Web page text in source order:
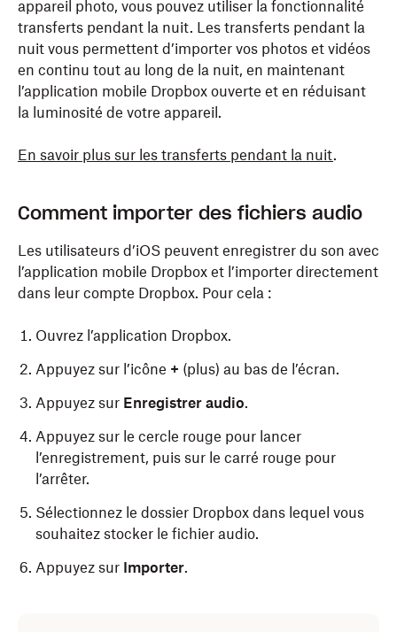
appareil photo, vous pouvez utiliser la fonctionnalité
transferts pendant la nuit. Les transferts pendant la
nuit vous permettent d’importer vos photos et vidéos
en continu tout au long de la nuit, en maintenant
l’application mobile Dropbox ouverte et en réduisant
la luminosité de votre appareil.
En savoir plus sur les transferts pendant la nuit.
Comment importer des fichiers audio
Les utilisateurs d’iOS peuvent enregistrer du son avec
l’application mobile Dropbox et l’importer directement
dans leur compte Dropbox. Pour cela :
Ouvrez l’application Dropbox.
Appuyez sur l’icône + (plus) au bas de l’écran.
Appuyez sur Enregistrer audio.
Appuyez sur le cercle rouge pour lancer
l’enregistrement, puis sur le carré rouge pour
l’arrêter.
Sélectionnez le dossier Dropbox dans lequel vous
souhaitez stocker le fichier audio.
Appuyez sur Importer.